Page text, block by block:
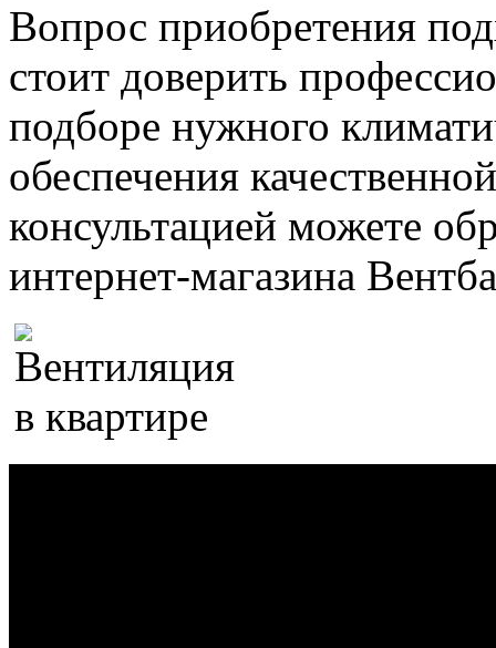
Вопрос приобретения
стоит доверить
подборе нужного
обеспечения
консультацией можете
интернет-магазина